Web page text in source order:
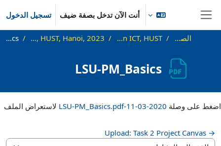
تخطى إلى المحتوى الرئيسي
أنت الآن تدخل بصفة ضيف تسجيل الدخول
الصفحة الرئيسية Modern Project Management in ICT, HUST
Lecture "Modern Project Management in ICT", HUST, Hanoi, 2023
LSU-PM_Basics
LSU-PM_Basics
اضغط على وصلة 2020-03-11-LSU-PM_Basics.pdf لاستعراض الملف
→ Upload: Task 2 Project Canvas